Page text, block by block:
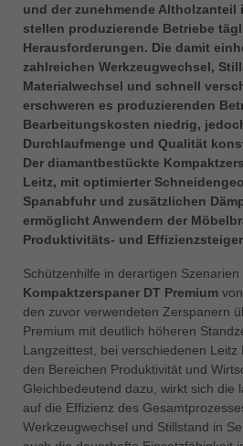
中国
中文
ประเทศไทย
Україна
yкраїнська
und der zunehmende Altholzanteil
stellen produzierende Betriebe
Herausforderungen. Die damit
zahlreichen Werkzeugwechsel,
Materialwechsel und schnell
erschweren es produzierenden
Bearbeitungskosten niedrig,
Durchlaufmenge und Qualität
Der diamantbestückte
Leitz, mit optimierter
Spanabfuhr und zusätzlichen
ermöglicht Anwendern der
Produktivitäts- und
Schützenhilfe in derartigen
Kompaktzerspaner DT Premium
den zuvor verwendeten Zerspanern
Premium mit deutlich höheren
Langzeittest, bei verschiedenen Leitz
den Bereichen Produktivität und
Gleichbedeutend dazu, wirkt sich die
auf die Effizienz des
Werkzeugwechsel und Stillstand in